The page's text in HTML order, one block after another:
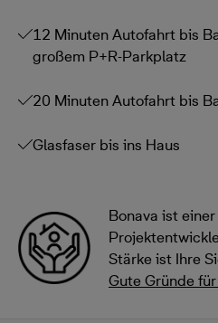
12 Minuten Autofahrt bis
großem P+R-Parkplatz
20 Minuten Autofahrt bis
Glasfaser bis ins Haus
Bonava ist
Stärke ist Ihre
Gute Gründe